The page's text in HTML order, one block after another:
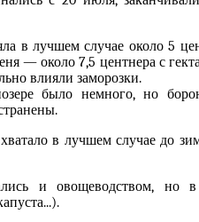
в лучшем случае около 5
— около 7,5 центнера с
влияли заморозки.
было немного, но
в лучшем случае до
и овощеводством, но в